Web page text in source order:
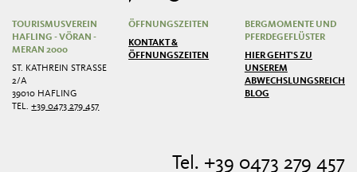
TOURISMUSVEREIN
HAFLING - VÖRAN -
MERAN 2000
ST. KATHREIN STRASSE 2
/A
39010 HAFLING
TEL.+39 0473 279 457
ÖFFNUNGSZEITEN
KONTAKT &
ÖFFNUNGSZEITEN
BERGMOMENTE UND
PFERDEGEFLÜSTER
HIER GEHT'S ZU
UNSEREM
ABWECHSLUNGSREICHEN
BLOG
Tel. +39 0473 279 457